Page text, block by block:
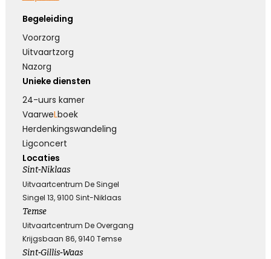
Begeleiding
Voorzorg
Uitvaartzorg
Nazorg
Unieke diensten
24-uurs kamer
VaarweLboek
Herdenkings­wandeling
Ligconcert
Locaties
Sint-Niklaas
Uitvaartcentrum De Singel
Singel 13, 9100 Sint-Niklaas
Temse
Uitvaartcentrum De Overgang
Krijgsbaan 86, 9140 Temse
Sint-Gillis-Waas